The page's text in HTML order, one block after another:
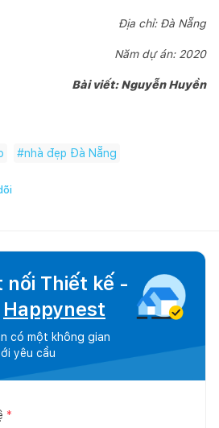
Địa chỉ: Đà Nẵng
Năm dự án: 2020
Bài viết: Nguyễn Huyền
#nhà đẹp Đà Nẵng
Thiết kế -
Happynest
có một không gian
yêu cầu
*